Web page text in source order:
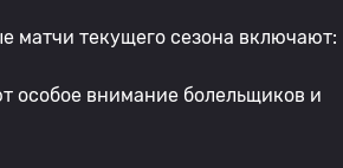
матчи текущего сезона включают:
особое внимание болельщиков и